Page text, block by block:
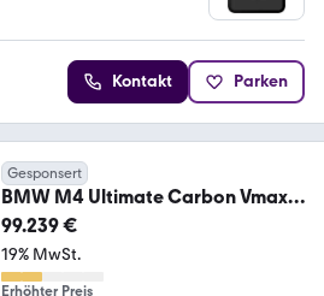
Kontakt Parken
Gesponsert
BMW M4 Ultimate Carbon Vmax
LCI II Akra Ultmate VOLL
99.239 €
19% MwSt.
Erhöhter Preis